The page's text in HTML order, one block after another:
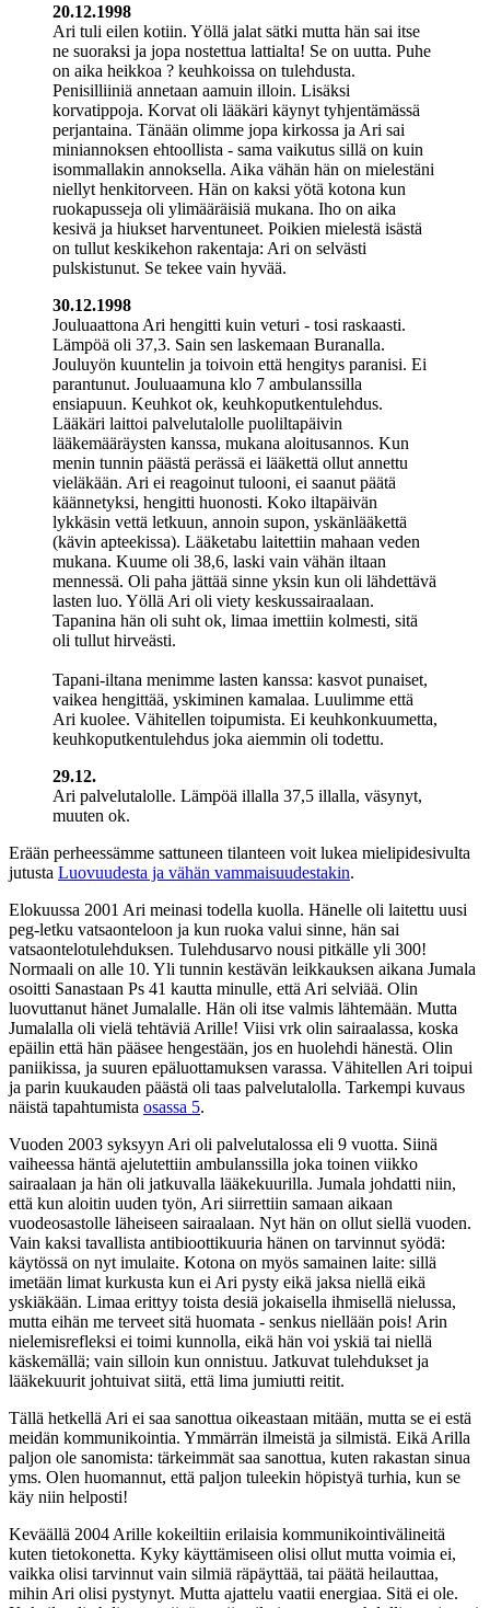
20.12.1998
Ari tuli eilen kotiin. Yöllä jalat sätki mutta hän sai itse
ne suoraksi ja jopa nostettua lattialta! Se on uutta. Puhe
on aika heikkoa ? keuhkoissa on tulehdusta.
Penisilliiniä annetaan aamuin illoin. Lisäksi
korvatippoja. Korvat oli lääkäri käynyt tyhjentämässä
perjantaina. Tänään olimme jopa kirkossa ja Ari sai
miniannoksen ehtoollista - sama vaikutus sillä on kuin
isommallakin annoksella. Aika vähän hän on mielestäni
niellyt henkitorveen. Hän on kaksi yötä kotona kun
ruokapusseja oli ylimääräisiä mukana. Iho on aika
kesivä ja hiukset harventuneet. Poikien mielestä isästä
on tullut keskikehon rakentaja: Ari on selvästi
pulskistunut. Se tekee vain hyvää.
30.12.1998
Jouluaattona Ari hengitti kuin veturi - tosi raskaasti.
Lämpöä oli 37,3. Sain sen laskemaan Buranalla.
Jouluyön kuuntelin ja toivoin että hengitys paranisi. Ei
parantunut. Jouluaamuna klo 7 ambulanssilla
ensiapuun. Keuhkot ok, keuhkoputkentulehdus.
Lääkäri laittoi palvelutalolle puoliltapäivin
lääkemääräysten kanssa, mukana aloitusannos. Kun
menin tunnin päästä perässä ei lääkettä ollut annettu
vieläkään. Ari ei reagoinut tulooni, ei saanut päätä
käännetyksi, hengitti huonosti. Koko iltapäivän
lykkäsin vettä letkuun, annoin supon, yskänlääkettä
(kävin apteekissa). Lääketabu laitettiin mahaan veden
mukana. Kuume oli 38,6, laski vain vähän iltaan
mennessä. Oli paha jättää sinne yksin kun oli lähdettävä
lasten luo. Yöllä Ari oli viety keskussairaalaan.
Tapanina hän oli suht ok, limaa imettiin kolmesti, sitä
oli tullut hirveästi.
Tapani-iltana menimme lasten kanssa: kasvot punaiset,
vaikea hengittää, yskiminen kamalaa. Luulimme että
Ari kuolee. Vähitellen toipumista. Ei keuhkonkuumetta,
keuhkoputkentulehdus joka aiemmin oli todettu.
29.12.
Ari palvelutalolle. Lämpöä illalla 37,5 illalla, väsynyt,
muuten ok.
Erään perheessämme sattuneen tilanteen voit lukea mielipidesivulta
jutusta Luovuudesta ja vähän vammaisuudestakin.
Elokuussa 2001 Ari meinasi todella kuolla. Hänelle oli laitettu uusi
peg-letku vatsaonteloon ja kun ruoka valui sinne, hän sai
vatsaontelotulehduksen. Tulehdusarvo nousi pitkälle yli 300!
Normaali on alle 10. Yli tunnin kestävän leikkauksen aikana Jumala
osoitti Sanastaan Ps 41 kautta minulle, että Ari selviää. Olin
luovuttanut hänet Jumalalle. Hän oli itse valmis lähtemään. Mutta
Jumalalla oli vielä tehtäviä Arille! Viisi vrk olin sairaalassa, koska
epäilin että hän pääsee hengestään, jos en huolehdi hänestä. Olin
paniikissa, ja suuren epäluottamuksen varassa. Vähitellen Ari toipui
ja parin kuukauden päästä oli taas palvelutalolla. Tarkempi kuvaus
näistä tapahtumista osassa 5.
Vuoden 2003 syksyyn Ari oli palvelutalossa eli 9 vuotta. Siinä
vaiheessa häntä ajelutettiin ambulanssilla joka toinen viikko
sairaalaan ja hän oli jatkuvalla lääkekuurilla. Jumala johdatti niin,
että kun aloitin uuden työn, Ari siirrettiin samaan aikaan
vuodeosastolle läheiseen sairaalaan. Nyt hän on ollut siellä vuoden.
Vain kaksi tavallista antibioottikuuria hänen on tarvinnut syödä:
käytössä on nyt imulaite. Kotona on myös samainen laite: sillä
imetään limat kurkusta kun ei Ari pysty eikä jaksa niellä eikä
yskiäkään. Limaa erittyy toista desiä jokaisella ihmisellä nielussa,
mutta eihän me terveet sitä huomata - senkus niellään pois! Arin
nielemisrefleksi ei toimi kunnolla, eikä hän voi yskiä tai niellä
käskemällä; vain silloin kun onnistuu. Jatkuvat tulehdukset ja
lääkekuurit johtuivat siitä, että lima jumiutti reitit.
Tällä hetkellä Ari ei saa sanottua oikeastaan mitään, mutta se ei estä
meidän kommunikointia. Ymmärrän ilmeistä ja silmistä. Eikä Arilla
paljon ole sanomista: tärkeimmät saa sanottua, kuten rakastan sinua
yms. Olen huomannut, että paljon tuleekin höpistyä turhia, kun se
käy niin helposti!
Keväällä 2004 Arille kokeiltiin erilaisia kommunikointivälineitä
kuten tietokonetta. Kyky käyttämiseen olisi ollut mutta voimia ei,
vaikka olisi tarvinnut vain silmiä räpäyttää, tai päätä heilauttaa,
mihin Ari olisi pystynyt. Mutta ajattelu vaatii energiaa. Sitä ei ole.